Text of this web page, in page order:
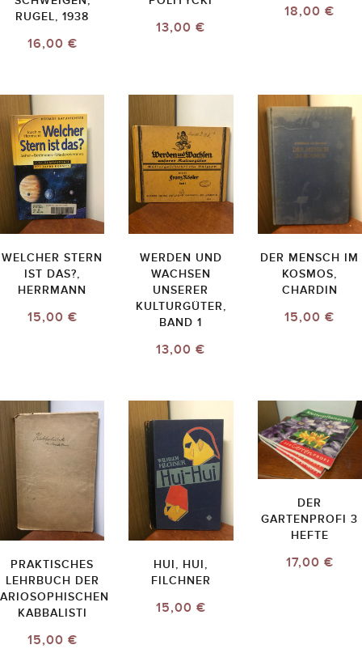
RUGEL, 1938
16,00 €
13,00 €
18,00 €
WELCHER STERN
IST DAS?,
HERRMANN
15,00 €
WERDEN UND
WACHSEN
UNSERER
KULTURGÜTER,
BAND 1
13,00 €
DER MENSCH IM
KOSMOS,
CHARDIN
15,00 €
PRAKTISCHES
LEHRBUCH DER
ARIOSOPHISCHEN
KABBALISTI
15,00 €
HUI, HUI,
FILCHNER
15,00 €
DER
GARTENPROFI 3
HEFTE
17,00 €